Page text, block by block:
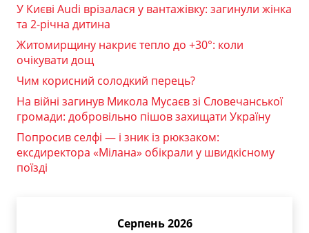
У Києві Audi врізалася у вантажівку: загинули жінка
та 2-річна дитина
Житомирщину накриє тепло до +30°: коли
очікувати дощ
Чим корисний солодкий перець?
На війні загинув Микола Мусаєв зі Словечанської
громади: добровільно пішов захищати Україну
Попросив селфі — і зник із рюкзаком:
ексдиректора «Мілана» обікрали у швидкісному
поїзді
Серпень 2026